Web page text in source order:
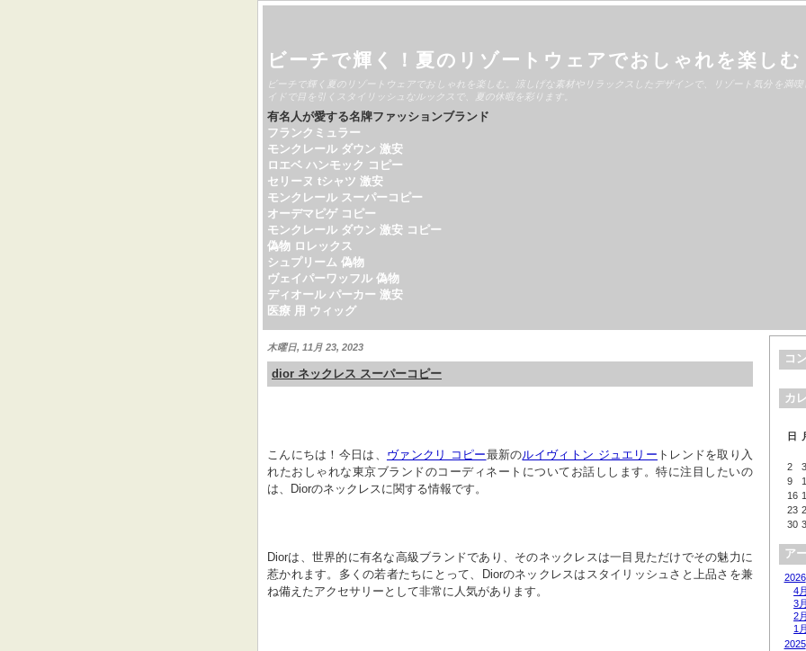
ビーチで輝く！夏のリゾートウェアでおしゃれを楽しむ
ビーチで輝く夏のリゾートウェアでおしゃれを楽しむ。涼しげな素材やリラックスしたデザインで、リゾート気分を満
イドで目を引くスタイリッシュなルックスで、夏の休暇を彩ります。
有名人が愛する名牌ファッションブランド
フランクミュラー
モンクレール ダウン 激安
ロエベ ハンモック コピー
セリーヌ tシャツ 激安
モンクレール スーパーコピー
オーデマピゲ コピー
モンクレール ダウン 激安 コピー
偽物 ロレックス
シュプリーム 偽物
ヴェイパーワッフル 偽物
ディオール パーカー 激安
医療 用 ウィッグ
木曜日, 11月 23, 2023
dior ネックレス スーパーコピー
こんにちは！今日は、 ヴァンクリ コピー最新のルイヴィトン ジュエリー トレンドを取り入
れたおしゃれな東京ブランドのコーディネートについてお話しします。特に注目したいの
は、Diorのネックレスに関する情報です。
Diorは、世界的に有名な高級ブランドであり、そのネックレスは一目見ただけでその魅力に
惹かれます。多くの若者たちにとって、Diorのネックレスはスタイリッシュさと上品さを兼
ね備えたアクセサリーとして非常に人気があります。
コ
カ
日
2
3
9
16
23
30
ア
2026
4月
3月
2月
1月
2025